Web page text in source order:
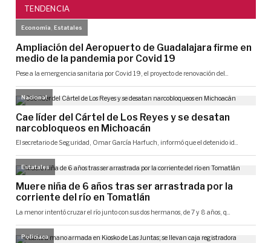
TENDENCIA